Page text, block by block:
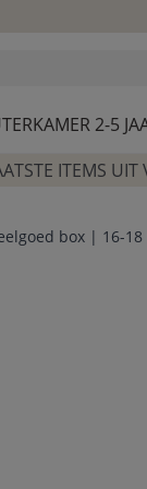
2-5
ITEMS
box | 16-